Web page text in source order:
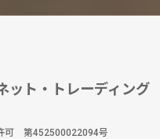
ット・トレーディング
可 第452500022094号